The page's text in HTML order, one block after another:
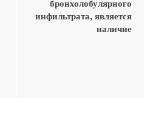
бронхолобулярного
инфильтрата, является
наличие